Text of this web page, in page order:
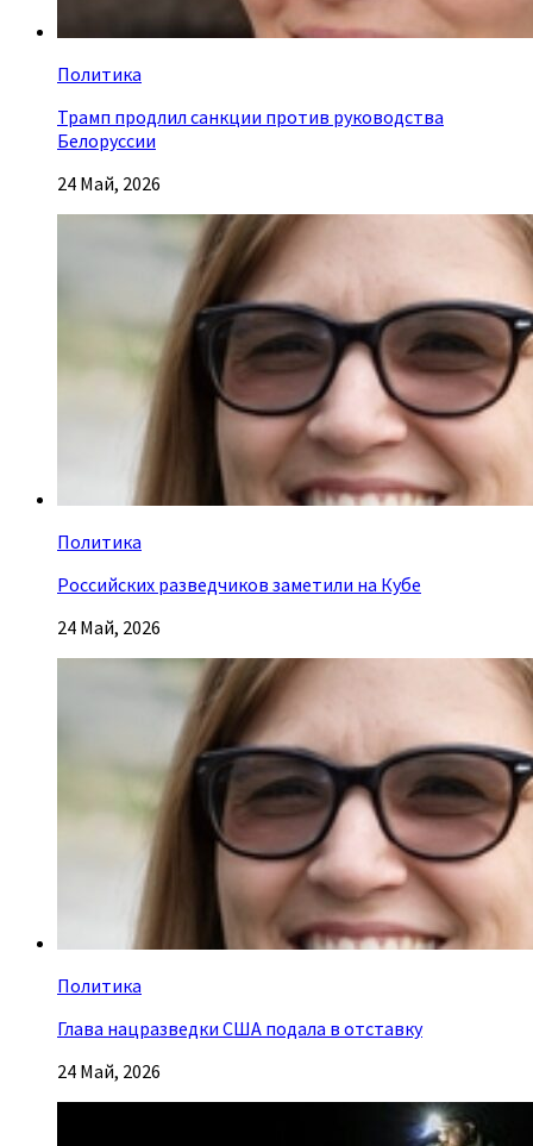
Политика
Трамп продлил санкции против руководства
Белоруссии
24 Май, 2026
Политика
Российских разведчиков заметили на Кубе
24 Май, 2026
Политика
Глава нацразведки США подала в отставку
24 Май, 2026